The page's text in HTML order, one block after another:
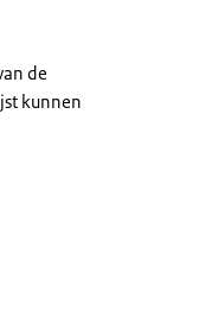
de
kunnen